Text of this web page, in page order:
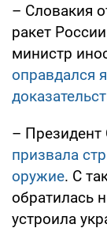
– Словакия
ракет
министр
оправдался
– Президент
призвала
оружие. С
обратилась
устроила